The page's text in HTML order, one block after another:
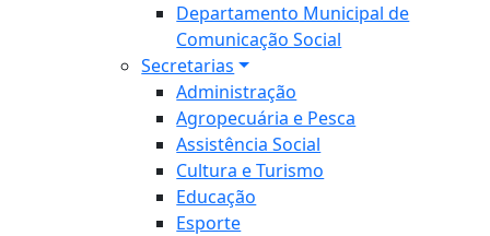
Departamento Municipal de
Comunicação Social
Secretarias
Administração
Agropecuária e Pesca
Assistência Social
Cultura e Turismo
Educação
Esporte